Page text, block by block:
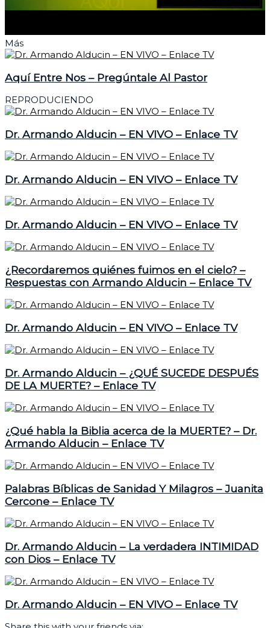
Más
Aquí Entre Nos – Pregúntale Al Pastor
REPRODUCIENDO
Dr. Armando Alducin – EN VIVO – Enlace TV
Dr. Armando Alducin – EN VIVO – Enlace TV
Dr. Armando Alducin – EN VIVO – Enlace TV
¿Recordaremos quiénes fuimos en el cielo? –
Respuestas con Armando Alducin – Enlace TV
Dr. Armando Alducin – EN VIVO – Enlace TV
Dr. Armando Alducin – ¿QUÉ SUCEDE DESPUÉS
DE LA MUERTE? – Enlace TV
¿Qué habla la Biblia acerca de la MUERTE? – Dr.
Armando Alducin – Enlace TV
Palabras Bíblicas de Sanidad Y Milagros – Juanita
Cercone – Enlace TV
Dr. Armando Alducin – La verdadera INTIMIDAD
con Dios – Enlace TV
Dr. Armando Alducin – EN VIVO – Enlace TV